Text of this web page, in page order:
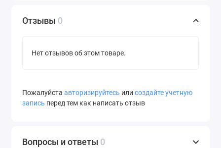
Отзывы 0
Нет отзывов об этом товаре.
Пожалуйста авторизируйтесь или создайте учетную
запись перед тем как написать отзыв
Вопросы и ответы 0